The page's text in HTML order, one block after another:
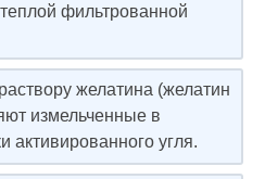
фильтрованной
желатина (желатин
измельченные в
активированного угля.